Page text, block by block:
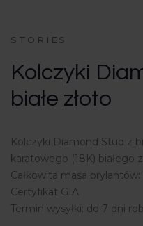
STORIES
Kolczyki
białe złoto
Kolczyki Diamond Stud z
karatowego (18K) białego
Całkowita masa
Certyfikat GIA
Termin wysyłki: do 7 dni